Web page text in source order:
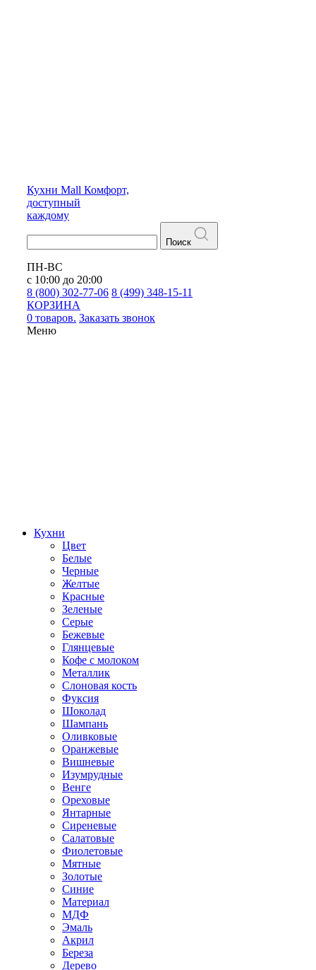
Кухни Mall Комфорт,
доступный
каждому
Поиск
ПН-ВС
с 10:00 до 20:00
8 (800) 302-77-06 8 (499) 348-15-11
КОРЗИНА
0 товаров. Заказать звонок
Меню
Кухни
Цвет
Белые
Черные
Желтые
Красные
Зеленые
Серые
Бежевые
Глянцевые
Кофе с молоком
Металлик
Слоновая кость
Фуксия
Шоколад
Шампань
Оливковые
Оранжевые
Вишневые
Изумрудные
Венге
Ореховые
Янтарные
Сиреневые
Салатовые
Фиолетовые
Мятные
Золотые
Синие
Материал
МДФ
Эмаль
Акрил
Береза
Дерево